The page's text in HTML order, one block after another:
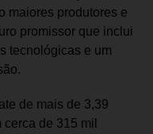
maiores produtores e
promissor que inclui
tecnológicas e um
de mais de 3,39
de 315 mil